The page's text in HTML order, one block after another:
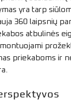
yra tarp
360 laipsnių
atbulinės
priekaboms ir